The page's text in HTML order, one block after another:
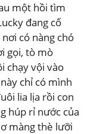
một hồi tìm
đang cố
có nàng chó
gọi, tò mò
chạy vội vào
chỉ có mình
lia lịa rồi con
húp rỉ nước của
màng thè lưỡi